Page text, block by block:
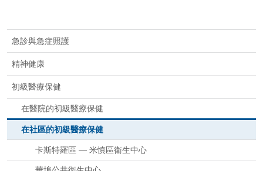
急診與急症照護
精神健康
初級醫療保健
在醫院的初級醫療保健
在社區的初級醫療保健
卡斯特羅區 — 米慎區衛生中心